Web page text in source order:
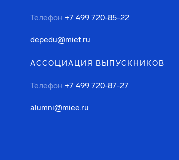
Телефон +7 499 720-85-22
depedu@miet.ru
АССОЦИАЦИЯ ВЫПУСКНИКОВ
Телефон +7 499 720-87-27
alumni@miee.ru